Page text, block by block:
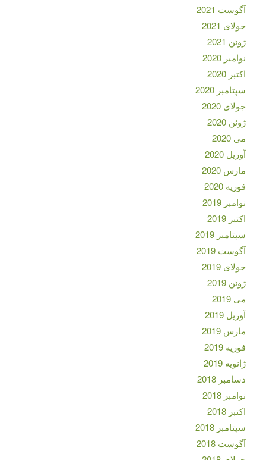
آگوست 2021
جولای 2021
ژوئن 2021
نوامبر 2020
اکتبر 2020
سپتامبر 2020
جولای 2020
ژوئن 2020
می 2020
آوریل 2020
مارس 2020
فوریه 2020
نوامبر 2019
اکتبر 2019
سپتامبر 2019
آگوست 2019
جولای 2019
ژوئن 2019
می 2019
آوریل 2019
مارس 2019
فوریه 2019
ژانویه 2019
دسامبر 2018
نوامبر 2018
اکتبر 2018
سپتامبر 2018
آگوست 2018